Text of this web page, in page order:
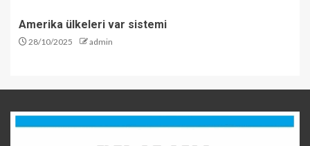
Amerika ülkeleri var sistemi
28/10/2025 admin